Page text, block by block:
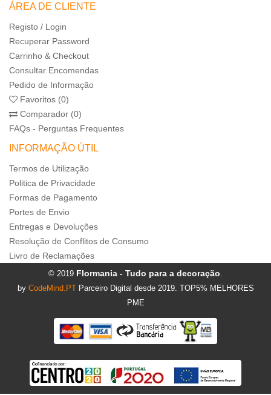
ÁREA DE CLIENTE
Registo / Login
Recuperar Password
Carrinho & Checkout
Consultar Encomendas
Pedido de Informação
Favoritos (0)
Comparador (0)
FAQs - Perguntas Frequentes
INFORMAÇÃO ÚTIL
Termos de Utilização
Politica de Privacidade
Formas de Pagamento
Portes de Envio
Entregas e Devoluções
Resolução de Conflitos de Consumo
Livro de Reclamações
© 2019 Flormania - Tudo para a decoração.
by CodeMind.PT Parceiro Digital desde 2019. TOP5% MELHORES
PME